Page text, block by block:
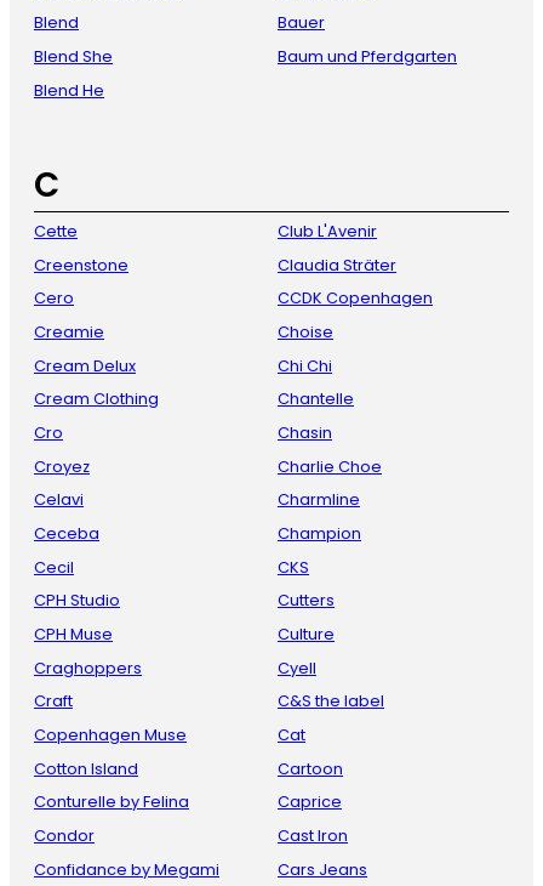
Blend
Blend She
Blend He
Bauer
Baum und Pferdgarten
C
Cette
Creenstone
Cero
Creamie
Cream Delux
Cream Clothing
Cro
Croyez
Celavi
Ceceba
Cecil
CPH Studio
CPH Muse
Craghoppers
Craft
Copenhagen Muse
Cotton Island
Conturelle by Felina
Condor
Confidance by Megami
Club L'Avenir
Claudia Sträter
CCDK Copenhagen
Choise
Chi Chi
Chantelle
Chasin
Charlie Choe
Charmline
Champion
CKS
Cutters
Culture
Cyell
C&S the label
Cat
Cartoon
Caprice
Cast Iron
Cars Jeans